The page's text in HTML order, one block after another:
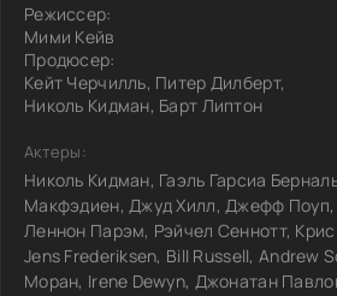
Режиссер:
Мими Кейв
Продюсер:
Кейт Черчилль, Питер Дилберт,
Николь Кидман, Барт Липтон
Актеры:
Николь Кидман, Гаэль Гарсиа
Макфэдиен, Джуд Хилл, Джефф Поуп,
Леннон Парэм, Рэйчел Сеннотт, Крис
Jens Frederiksen, Bill Russell, Andrew
Моран, Irene Dewyn, Джонатан